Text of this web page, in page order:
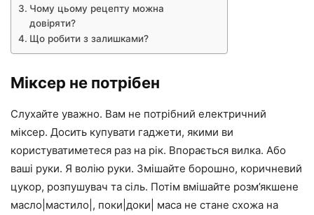
Чому цьому рецепту можна
довіряти?
Що робити з залишками?
Міксер не потрібен
Слухайте уважно. Вам не потрібний електричний
міксер. Досить купувати гаджети, якими ви
користуватиметеся раз на рік. Впорається вилка. Або
ваші руки. Я волію руки. Змішайте борошно, коричневий
цукор, розпушувач та сіль. Потім вмішайте розм’якшене
масло|мастило|, поки|доки| маса не стане схожа на